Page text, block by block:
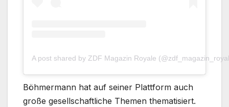
A post shared by ZDF Magazin Royale
Böhmermann hat auf seiner Plattform auch
große gesellschaftliche Themen thematisiert.